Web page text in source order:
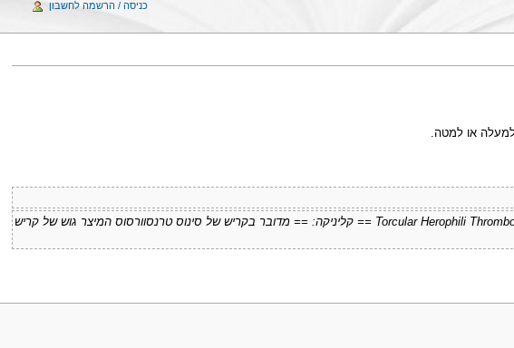
(דף חדש: מילים נרדפות: Torcular Herophili Thrombosis == קליניקה: == מדובר בקריש של סינוס טרנסוורסוס המיצר גוש של קריש
כניסה / הרשמה לחשבון